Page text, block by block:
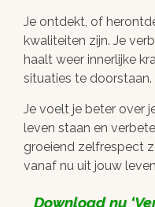
Je ontdekt, of
kwaliteiten zijn. Je
haalt weer innerlijke
situaties te doorstaan.
Je voelt je beter over
leven staan en
groeiend zelfrespect
vanaf nu uit jouw
Download nu